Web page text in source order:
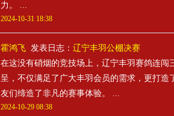
力。 ...
2024-10-31 18:38
霍鸿飞 发表日志： 辽宁丰羽公棚决赛
在这没有硝烟的竞技场上，辽宁丰羽赛鸽连闯
呈，不仅满足了广大丰羽会员的需求，更打造
友们缔造了非凡的赛事体验。 ...
2024-10-29 08:38